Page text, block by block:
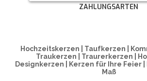
ZAHLUNGSARTEN
Hochzeitskerzen | Taufkerzen |
Traukerzen | Traurerkerzen |
Designkerzen | Kerzen für Ihre Feier
Maß